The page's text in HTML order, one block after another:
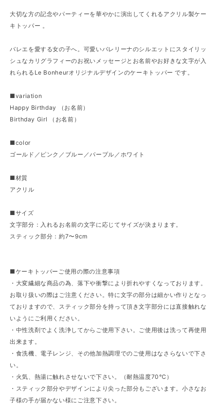
大切な方の記念やパーティーを華やかに演出してくれるアクリル製ケー
キトッパー 。
バレエを愛する女の子へ。可愛いバレリーナのシルエットにスタイリッ
シュなカリグラフィーのお祝いメッセージとお名前やお好きな文字が入
れられるLe Bonheurオリジナルデザインのケーキトッパー です。
■variation
Happy Birthday （お名前）
Birthday Girl （お名前）
■color
ゴールド／ピンク／ブルー／パープル／ホワイト
■材質
アクリル
■サイズ
文字部分：入れるお名前の文字に応じてサイズが決まります。
スティック部分：約7〜9cm
■ケーキトッパーご使用の際の注意事項
・大変繊細な商品の為、落下や衝撃により折れやすくなっております。
お取り扱いの際はご注意ください。特に文字の部分は細かい作りとなっ
ておりますので、スティック部分を持って頂き文字部分には直接触れな
いようにご利用ください。
・中性洗剤でよく洗浄してからご使用下さい。ご使用後は洗って再使用
出来ます。
・食洗機、電子レンジ、その他加熱調理でのご使用はなさらないで下さ
い。
・火気、熱湯に触れさせないで下さい。（耐熱温度70℃）
・スティック部分やデザインにより尖った部分もございます。小さなお
子様の手が届かない様にご注意下さい。